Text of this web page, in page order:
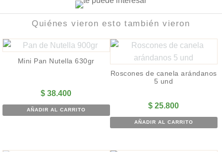
Quiénes vieron esto también vieron
Mini Pan Nutella 630gr
$ 38.400
AÑADIR AL CARRITO
Roscones de canela arándanos
5 und
$ 25.800
AÑADIR AL CARRITO